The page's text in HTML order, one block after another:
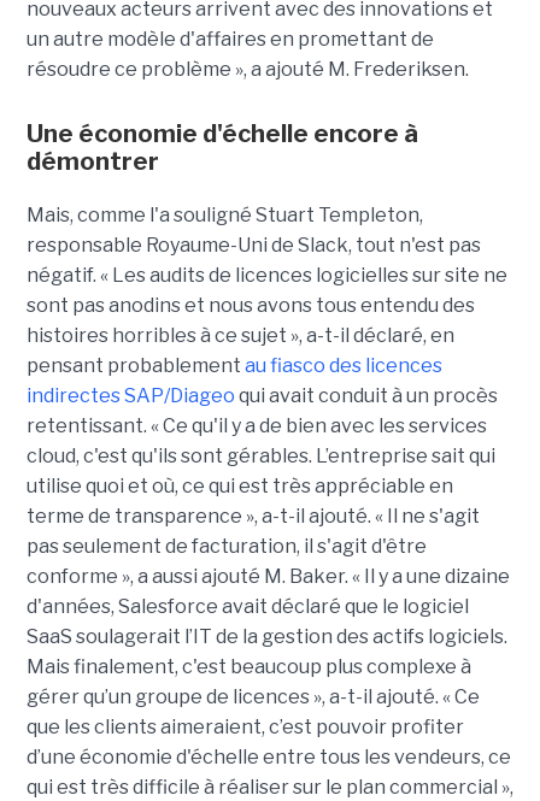
nouveaux acteurs arrivent avec des innovations et
un autre modèle d'affaires en promettant de
résoudre ce problème », a ajouté M. Frederiksen.
Une économie d'échelle encore à
démontrer
Mais, comme l'a souligné Stuart Templeton,
responsable Royaume-Uni de Slack, tout n'est pas
négatif. « Les audits de licences logicielles sur site ne
sont pas anodins et nous avons tous entendu des
histoires horribles à ce sujet », a-t-il déclaré, en
pensant probablement au fiasco des licences
indirectes SAP/Diageo qui avait conduit à un procès
retentissant. « Ce qu'il y a de bien avec les services
cloud, c'est qu'ils sont gérables. L’entreprise sait qui
utilise quoi et où, ce qui est très appréciable en
terme de transparence », a-t-il ajouté. « Il ne s'agit
pas seulement de facturation, il s'agit d'être
conforme », a aussi ajouté M. Baker. « Il y a une dizaine
d'années, Salesforce avait déclaré que le logiciel
SaaS soulagerait l’IT de la gestion des actifs logiciels.
Mais finalement, c'est beaucoup plus complexe à
gérer qu’un groupe de licences », a-t-il ajouté. « Ce
que les clients aimeraient, c’est pouvoir profiter
d’une économie d'échelle entre tous les vendeurs, ce
qui est très difficile à réaliser sur le plan commercial »,